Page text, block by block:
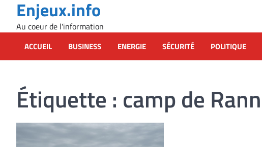
content
Enjeux.info
Au coeur de l'information
ACCUEIL BUSINESS ENERGIE SÉCURITÉ POLITIQUE
Étiquette : camp de Rann